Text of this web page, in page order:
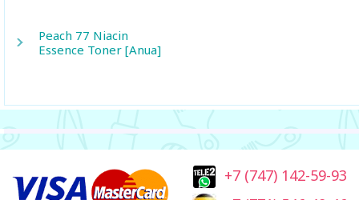
Peach 77 Niacin
Essence Toner [Anua]
+7 (747) 142-59-93